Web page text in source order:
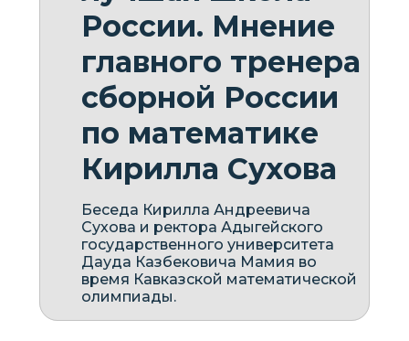
России. Мнение
главного тренера
сборной России
по математике
Кирилла Сухова
Беседа Кирилла Андреевича
Сухова и ректора Адыгейского
государственного университета
Дауда Казбековича Мамия во
время Кавказской математической
олимпиады.